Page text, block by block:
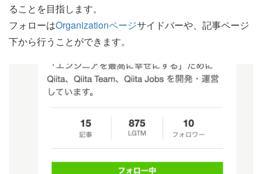
ることを目指します。
フォローはOrganizationページサイドバーや、記事ページ
下から行うことができます。